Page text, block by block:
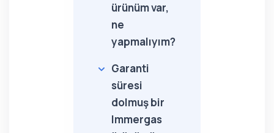
ürünüm var,
ne
yapmalıyım?
Garanti
süresi
dolmuş bir
Immergas